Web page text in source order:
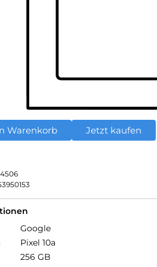
Warenkorb Jetzt kaufen
Google
Pixel 10a
256 GB